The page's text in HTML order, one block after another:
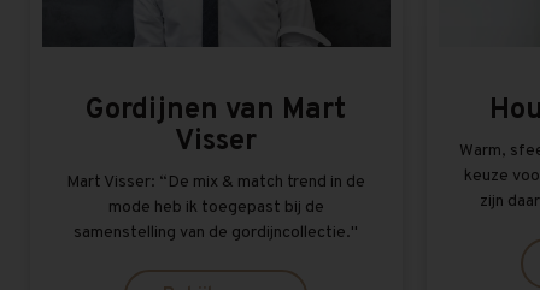
Gordijnen van Mart
Visser
Mart Visser: “De mix & match trend in de
mode heb ik toegepast bij de
samenstelling van de gordijncollectie.''
Warm,
keuze
zijn